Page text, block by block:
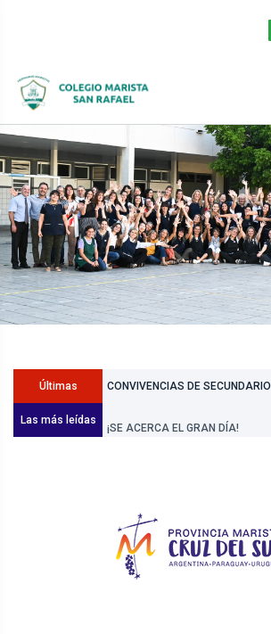
Últimas
Noticias
CONVIVENCIAS DE SECUNDARIO
Las más leídas ¡SE ACERCA EL GRAN DÍA!
TALLERES EN NIVEL INICIAL